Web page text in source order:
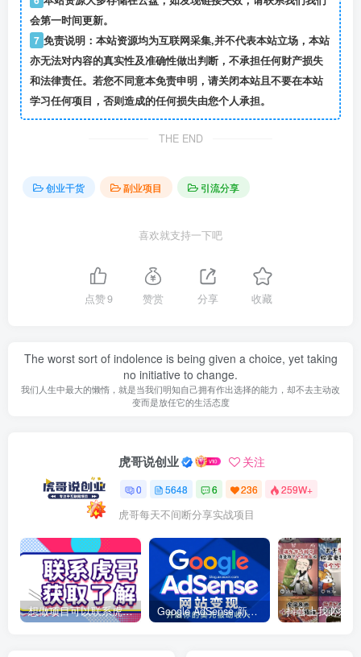
会第一时间更新。
7 免责说明：本站资源均为互联网采集,并不代表本站立场，本站
亦无法对内容的真实性及准确性做出判断，不承担任何财产损失
和法律责任。若您不同意本免责申明，请关闭本站且不要在本站
学习任何项目，否则造成的任何损失由您个人承担。
THE END
创业干货 副业项目 引流分享
喜欢就支持一下吧
点赞9 赞赏 分享 收藏
The worst sort of indolence is being given a choice, yet taking
no initiative to change.
我们人生中最大的懒惰，就是当我们明知自己拥有作出选择的能力，却不去主动改
变而是放任它的生活态度
虎哥说创业 关注
0 5648 6 236 259W+
虎哥每天不间断分享实战项目
想做项目可以联系虎哥微信 虎哥一对一解答并且远程视频教学 Google AdSense 新手接入教程：虎哥手把手教你用网站赚取美元收入